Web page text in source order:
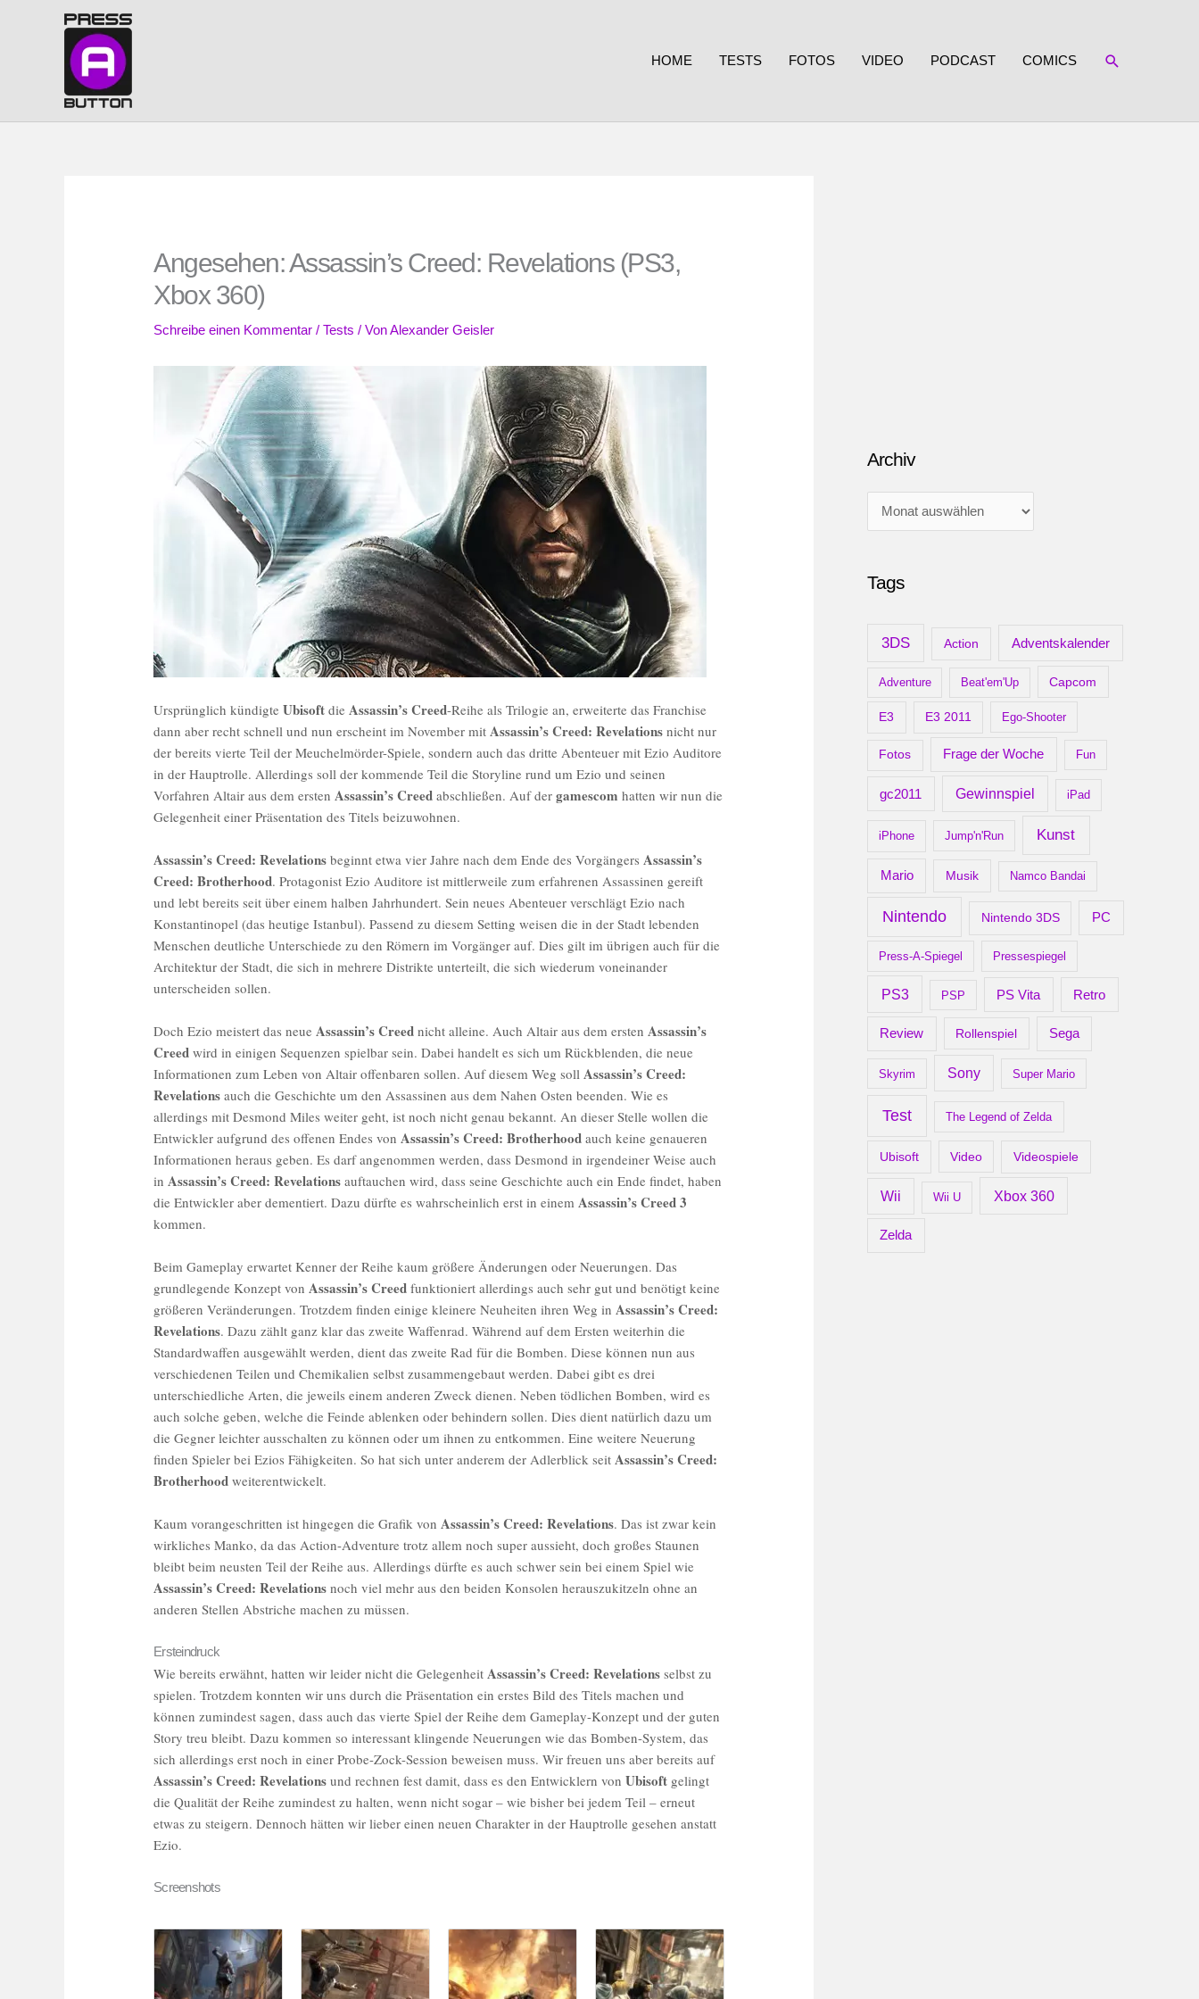
HOME TESTS FOTOS VIDEO PODCAST COMICS SUCHEN
Angesehen: Assassin’s Creed: Revelations (PS3,
Xbox 360)
Schreibe einen Kommentar /Tests / VonAlexander Geisler
Ursprünglich kündigteUbisoft dieAssassin’s Creed-Reihe als Trilogie an, erweiterte das Franchise
dann aber recht schnell und nun erscheint im November mitAssassin’s Creed: Revelations nicht nur
der bereits vierte Teil der Meuchelmörder-Spiele, sondern auch das dritte Abenteuer mit Ezio Auditore
in der Hauptrolle. Allerdings soll der kommende Teil die Storyline rund um Ezio und seinen
Vorfahren Altair aus dem erstenAssassin’s Creed abschließen. Auf dergamescom hatten wir nun die
Gelegenheit einer Präsentation des Titels beizuwohnen.
Assassin’s Creed: Revelations beginnt etwa vier Jahre nach dem Ende des VorgängersAssassin’s
Creed: Brotherhood. Protagonist Ezio Auditore ist mittlerweile zum erfahrenen Assassinen gereift
und lebt bereits seit über einem halben Jahrhundert. Sein neues Abenteuer verschlägt Ezio nach
Konstantinopel (das heutige Istanbul). Passend zu diesem Setting weisen die in der Stadt lebenden
Menschen deutliche Unterschiede zu den Römern im Vorgänger auf. Dies gilt im übrigen auch für die
Architektur der Stadt, die sich in mehrere Distrikte unterteilt, die sich wiederum voneinander
unterscheiden sollen.
Doch Ezio meistert das neueAssassin’s Creed nicht alleine. Auch Altair aus dem erstenAssassin’s
Creed wird in einigen Sequenzen spielbar sein. Dabei handelt es sich um Rückblenden, die neue
Informationen zum Leben von Altair offenbaren sollen. Auf diesem Weg sollAssassin’s Creed:
Revelations auch die Geschichte um den Assassinen aus dem Nahen Osten beenden. Wie es
allerdings mit Desmond Miles weiter geht, ist noch nicht genau bekannt. An dieser Stelle wollen die
Entwickler aufgrund des offenen Endes vonAssassin’s Creed: Brotherhood auch keine genaueren
Informationen heraus geben. Es darf angenommen werden, dass Desmond in irgendeiner Weise auch
inAssassin’s Creed: Revelations auftauchen wird, dass seine Geschichte auch ein Ende findet, haben
die Entwickler aber dementiert. Dazu dürfte es wahrscheinlich erst in einemAssassin’s Creed 3
kommen.
Beim Gameplay erwartet Kenner der Reihe kaum größere Änderungen oder Neuerungen. Das
grundlegende Konzept vonAssassin’s Creed funktioniert allerdings auch sehr gut und benötigt keine
größeren Veränderungen. Trotzdem finden einige kleinere Neuheiten ihren Weg inAssassin’s Creed:
Revelations. Dazu zählt ganz klar das zweite Waffenrad. Während auf dem Ersten weiterhin die
Standardwaffen ausgewählt werden, dient das zweite Rad für die Bomben. Diese können nun aus
verschiedenen Teilen und Chemikalien selbst zusammengebaut werden. Dabei gibt es drei
unterschiedliche Arten, die jeweils einem anderen Zweck dienen. Neben tödlichen Bomben, wird es
auch solche geben, welche die Feinde ablenken oder behindern sollen. Dies dient natürlich dazu um
die Gegner leichter ausschalten zu können oder um ihnen zu entkommen. Eine weitere Neuerung
finden Spieler bei Ezios Fähigkeiten. So hat sich unter anderem der Adlerblick seitAssassin’s Creed:
Brotherhood weiterentwickelt.
Kaum vorangeschritten ist hingegen die Grafik vonAssassin’s Creed: Revelations. Das ist zwar kein
wirkliches Manko, da das Action-Adventure trotz allem noch super aussieht, doch großes Staunen
bleibt beim neusten Teil der Reihe aus. Allerdings dürfte es auch schwer sein bei einem Spiel wie
Assassin’s Creed: Revelations noch viel mehr aus den beiden Konsolen herauszukitzeln ohne an
anderen Stellen Abstriche machen zu müssen.
Ersteindruck
Wie bereits erwähnt, hatten wir leider nicht die GelegenheitAssassin’s Creed: Revelations selbst zu
spielen. Trotzdem konnten wir uns durch die Präsentation ein erstes Bild des Titels machen und
können zumindest sagen, dass auch das vierte Spiel der Reihe dem Gameplay-Konzept und der guten
Story treu bleibt. Dazu kommen so interessant klingende Neuerungen wie das Bomben-System, das
sich allerdings erst noch in einer Probe-Zock-Session beweisen muss. Wir freuen uns aber bereits auf
Assassin’s Creed: Revelations und rechnen fest damit, dass es den Entwicklern vonUbisoft gelingt
die Qualität der Reihe zumindest zu halten, wenn nicht sogar – wie bisher bei jedem Teil – erneut
etwas zu steigern. Dennoch hätten wir lieber einen neuen Charakter in der Hauptrolle gesehen anstatt
Ezio.
Screenshots
Archiv
r
Tags
3DS Action Adventskalender
Adventure Beat'em'Up Capcom
E3 E3 2011 Ego-Shooter
Fotos Frage der Woche Fun
gc2011 Gewinnspiel iPad
iPhone Jump'n'Run Kunst
Mario Musik Namco Bandai
Nintendo Nintendo 3DS PC
Press-A-Spiegel Pressespiegel
PS3 PSP PS Vita Retro
Review Rollenspiel Sega
Skyrim Sony Super Mario
Test The Legend of Zelda
Ubisoft Video Videospiele
Wii Wii U Xbox 360
Zelda